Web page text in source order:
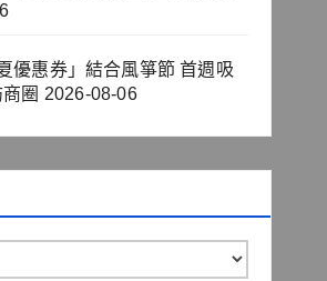
優惠券」結合風箏節 首週吸
圈 2026-08-06